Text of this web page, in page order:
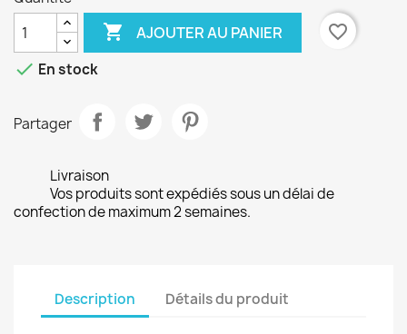
 AJOUTER AU PANIER
favorite_border
 En stock
Partager
Livraison
Vos produits sont expédiés sous un délai de
confection de maximum 2 semaines.
Description Détails du produit